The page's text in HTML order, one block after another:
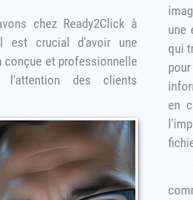
Ready2Click à
est crucial d'avoir une
l'attention des clients
images. Chez
une
qui
pour
en